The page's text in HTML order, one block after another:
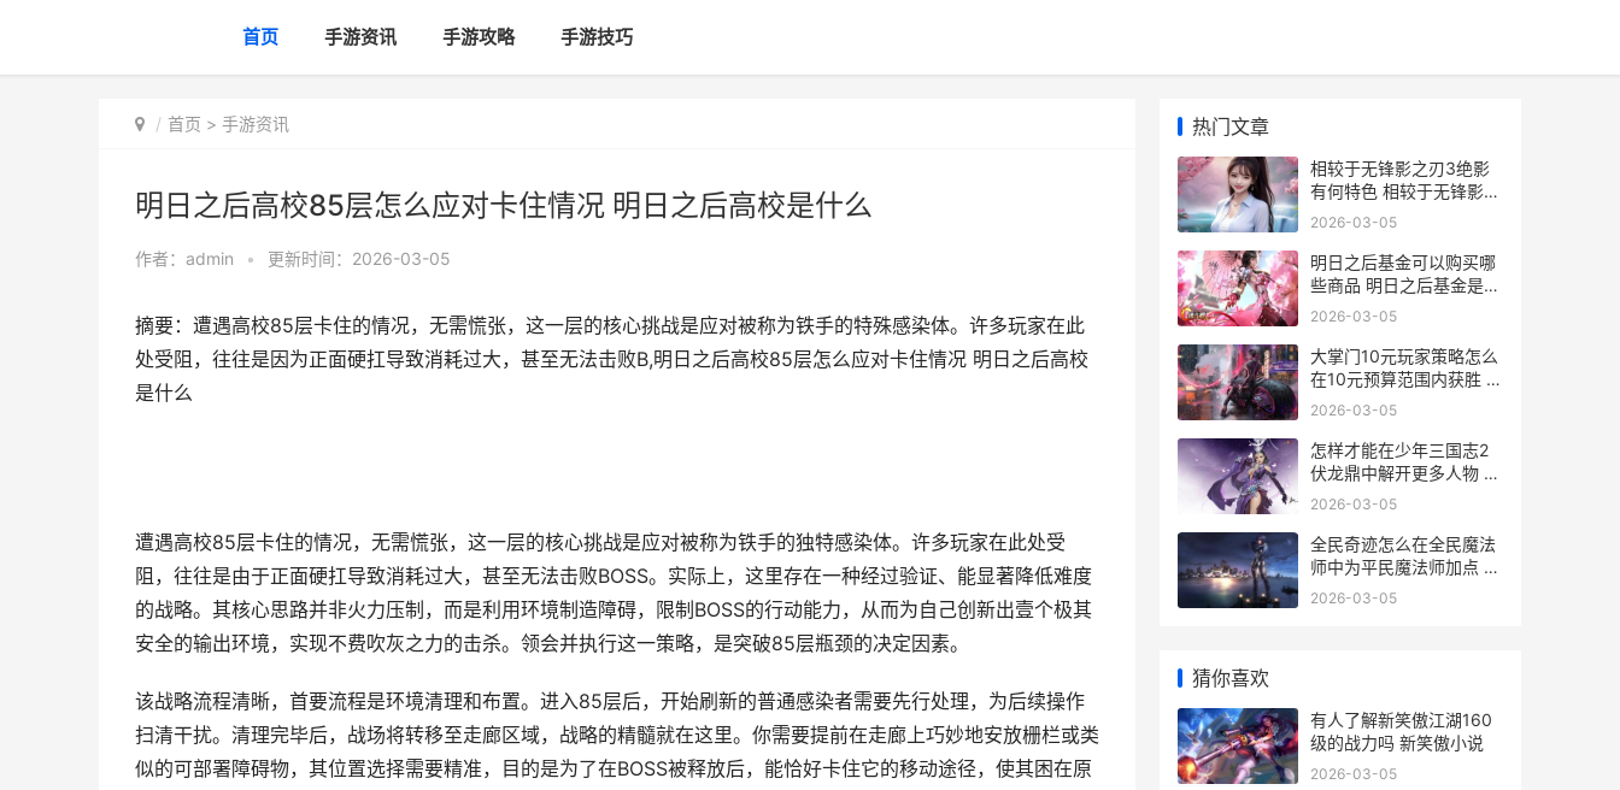
首页 手游资讯 手游攻略 手游技巧
首页 > 手游资讯
明日之后高校85层怎么应对卡住情况 明日之后高校是什么
作者： admin • 更新时间：2026-03-05
摘要：遭遇高校85层卡住的情况，无需慌张，这一层的核心挑战是应对被称为铁手的特殊感染体。许多玩家在此
处受阻，往往是因为正面硬扛导致消耗过大，甚至无法击败B,明日之后高校85层怎么应对卡住情况 明日之后高校
是什么
遭遇高校85层卡住的情况，无需慌张，这一层的核心挑战是应对被称为铁手的独特感染体。许多玩家在此处受
阻，往往是由于正面硬扛导致消耗过大，甚至无法击败BOSS。实际上，这里存在一种经过验证、能显著降低难度
的战略。其核心思路并非火力压制，而是利用环境制造障碍，限制BOSS的行动能力，从而为自己创新出壹个极其
安全的输出环境，实现不费吹灰之力的击杀。领会并执行这一策略，是突破85层瓶颈的决定因素。
该战略流程清晰，首要流程是环境清理和布置。进入85层后，开始刷新的普通感染者需要先行处理，为后续操作
扫清干扰。清理完毕后，战场将转移至走廊区域，战略的精髓就在这里。你需要提前在走廊上巧妙地安放栅栏或类
似的可部署障碍物，其位置选择需要精准，目的是为了在BOSS被释放后，能恰好卡住它的移动途径，使其困在原
热门文章
相较于无锋影之刃3绝影
有何特色 相较于无锋影之
眼的原因
2026-03-05
明日之后基金可以购买哪
些商品 明日之后基金是什
么意思
2026-03-05
大掌门10元玩家策略怎么
在10元预算范围内获胜 大
掌门v12
2026-03-05
怎样才能在少年三国志2
伏龙鼎中解开更多人物 少
年该如何努力
2026-03-05
全民奇迹怎么在全民魔法
师中为平民魔法师加点 全
民奇迹怎么玩才厉害
2026-03-05
猜你喜欢
有人了解新笑傲江湖160
级的战力吗 新笑傲小说
2026-03-05